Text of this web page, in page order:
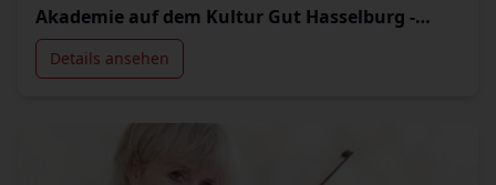
Akademie auf dem Kultur Gut Hasselburg -
Künstlerische Leitung: Olga Scheps (Klavier)
Details ansehen